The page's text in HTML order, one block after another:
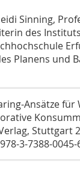
Sinning,
des
Planens und
Ansätze
Stuttgart
3-7388-0045-